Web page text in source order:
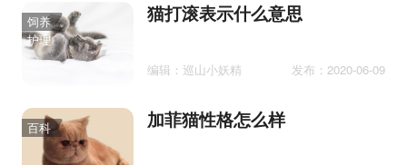
饲养
护理
猫打滚表示什么意思
编辑：巡山小妖精 发布：2020-06-09
百科 加菲猫性格怎么样